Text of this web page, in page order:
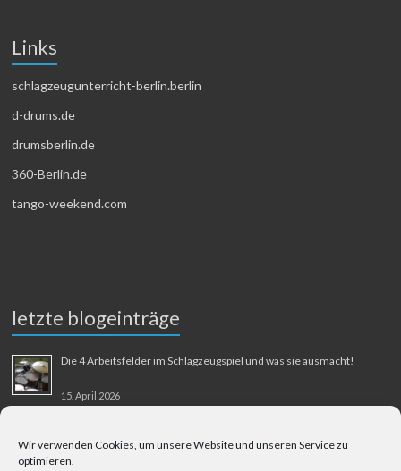
Wir verwenden Cookies, um unsere Website und unseren Service zu
optimieren.
Links
schlagzeugunterricht-berlin.berlin
d-drums.de
drumsberlin.de
360-Berlin.de
tango-weekend.com
letzte blogeinträge
Die 4 Arbeitsfelder im Schlagzeugspiel und was sie ausmacht!
15. April 2026
31. August 2025